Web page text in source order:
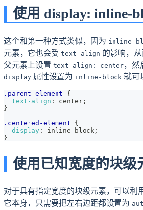
使用 display: inline-
这个和第一种方式类似，因为 inline-
元素，它也会受 text-align 的影响，
父元素上设置 text-align: center，然
display 属性设置为 inline-block 就可
.parent-element
{
text-align : center ;
}
.centered-element
{
display : inline-block ;
}
使用已知宽度的块级
对于具有指定宽度的块级元素，可以利
它本身，只需要把左右边距都设置为